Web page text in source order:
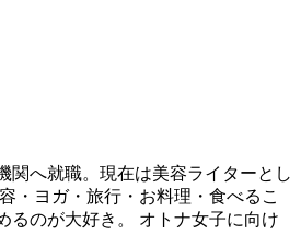
関へ就職。現在は美容ライターとし
・ヨガ・旅行・お料理・食べるこ
るのが大好き。 オトナ女子に向け